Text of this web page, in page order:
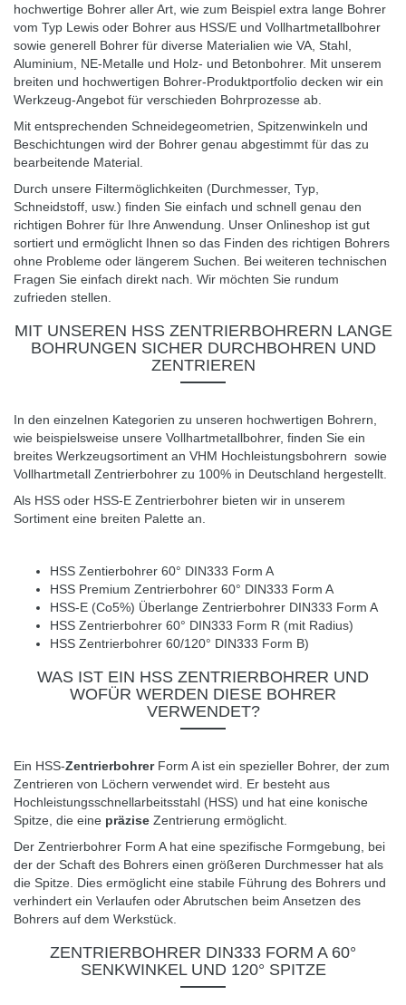
hochwertige Bohrer aller Art, wie zum Beispiel extra lange Bohrer
vom Typ Lewis oder Bohrer aus HSS/E und Vollhartmetallbohrer
sowie generell Bohrer für diverse Materialien wie VA, Stahl,
Aluminium, NE-Metalle und Holz- und Betonbohrer. Mit unserem
breiten und hochwertigen Bohrer-Produktportfolio decken wir ein
Werkzeug-Angebot für verschieden Bohrprozesse ab.
Mit entsprechenden Schneidegeometrien, Spitzenwinkeln und
Beschichtungen wird der Bohrer genau abgestimmt für das zu
bearbeitende Material.
Durch unsere Filtermöglichkeiten (Durchmesser, Typ,
Schneidstoff, usw.) finden Sie einfach und schnell genau den
richtigen Bohrer für Ihre Anwendung. Unser Onlineshop ist gut
sortiert und ermöglicht Ihnen so das Finden des richtigen Bohrers
ohne Probleme oder längerem Suchen. Bei weiteren technischen
Fragen Sie einfach direkt nach. Wir möchten Sie rundum
zufrieden stellen.
MIT UNSEREN HSS ZENTRIERBOHRERN LANGE
BOHRUNGEN SICHER DURCHBOHREN UND
ZENTRIEREN
In den einzelnen Kategorien zu unseren hochwertigen Bohrern,
wie beispielsweise unsere Vollhartmetallbohrer, finden Sie ein
breites Werkzeugsortiment an VHM Hochleistungsbohrern sowie
Vollhartmetall Zentrierbohrer zu 100% in Deutschland hergestellt.
Als HSS oder HSS-E Zentrierbohrer bieten wir in unserem
Sortiment eine breiten Palette an.
HSS Zentierbohrer 60° DIN333 Form A
HSS Premium Zentrierbohrer 60° DIN333 Form A
HSS-E (Co5%) Überlange Zentrierbohrer DIN333 Form A
HSS Zentrierbohrer 60° DIN333 Form R (mit Radius)
HSS Zentrierbohrer 60/120° DIN333 Form B)
WAS IST EIN HSS ZENTRIERBOHRER UND
WOFÜR WERDEN DIESE BOHRER
VERWENDET?
Ein HSS-ZentrierbohrerForm A ist ein spezieller Bohrer, der zum
Zentrieren von Löchern verwendet wird. Er besteht aus
Hochleistungsschnellarbeitsstahl (HSS) und hat eine konische
Spitze, die eine präzise Zentrierung ermöglicht.
Der Zentrierbohrer Form A hat eine spezifische Formgebung, bei
der der Schaft des Bohrers einen größeren Durchmesser hat als
die Spitze. Dies ermöglicht eine stabile Führung des Bohrers und
verhindert ein Verlaufen oder Abrutschen beim Ansetzen des
Bohrers auf dem Werkstück.
ZENTRIERBOHRER DIN333 FORM A 60°
SENKWINKEL UND 120° SPITZE